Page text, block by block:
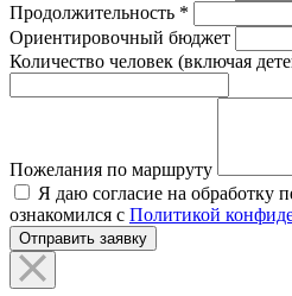
Продолжительность *
Ориентировочный бюджет
Количество человек (включая
Пожелания по маршруту
Я даю согласие на обработку
ознакомился с Политикой
Отправить заявку